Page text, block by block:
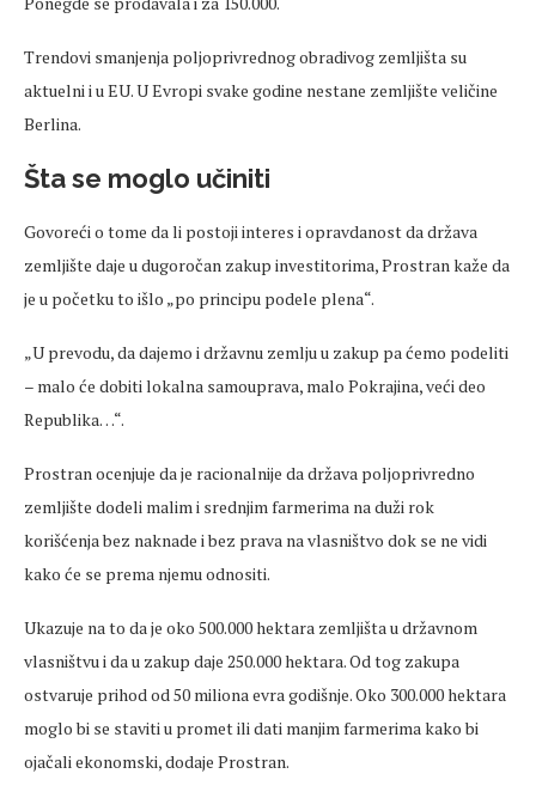
Trendovi smanjenja poljoprivrednog obradivog zemljišta su
aktuelni i u EU. U Evropi svake godine nestane zemljište veličine
Berlina.
Šta se moglo učiniti
Govoreći o tome da li postoji interes i opravdanost da država
zemljište daje u dugoročan zakup investitorima, Prostran kaže da
je u početku to išlo „po principu podele plena“.
„U prevodu, da dajemo i državnu zemlju u zakup pa ćemo podeliti
– malo će dobiti lokalna samouprava, malo Pokrajina, veći deo
Republika…“.
Prostran ocenjuje da je racionalnije da država poljoprivredno
zemljište dodeli malim i srednjim farmerima na duži rok
korišćenja bez naknade i bez prava na vlasništvo dok se ne vidi
kako će se prema njemu odnositi.
Ukazuje na to da je oko 500.000 hektara zemljišta u državnom
vlasništvu i da u zakup daje 250.000 hektara. Od tog zakupa
ostvaruje prihod od 50 miliona evra godišnje. Oko 300.000 hektara
moglo bi se staviti u promet ili dati manjim farmerima kako bi
ojačali ekonomski, dodaje Prostran.